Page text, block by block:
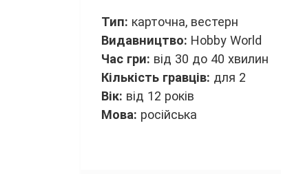
Тип: карточна, вестерн
Видавництво: Hobby World
Час гри: від 30 до 40 хвилин
Кількість гравців: для 2
Вік: від 12 років
Мова: російська